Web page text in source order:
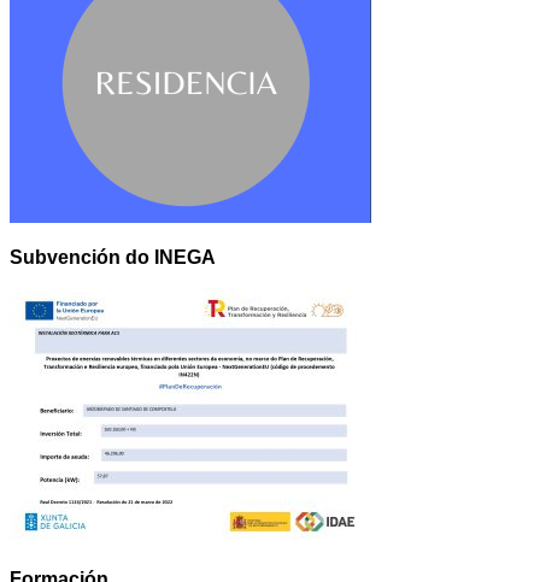
Subvención do INEGA